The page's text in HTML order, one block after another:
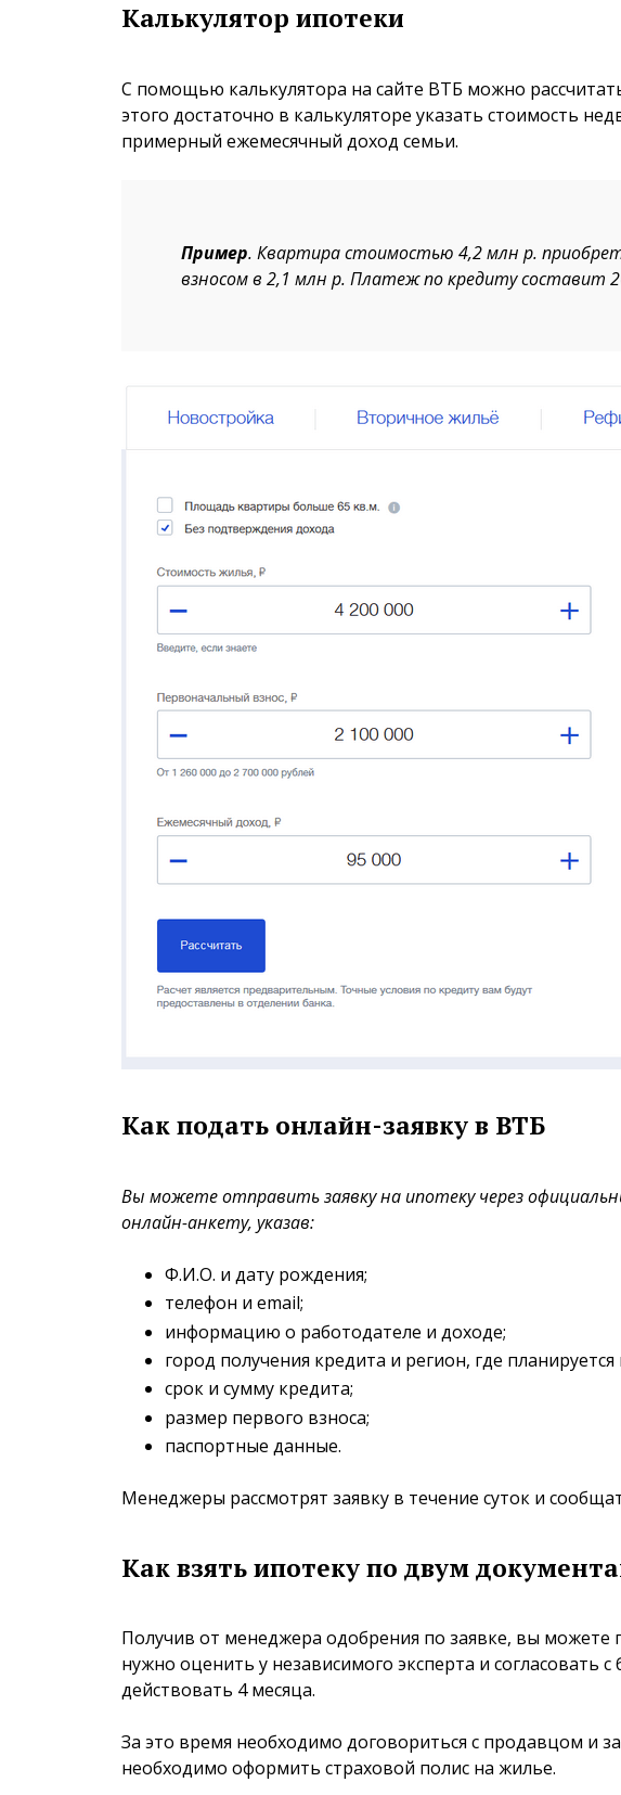
Калькулятор ипотеки
С помощью калькулятора на сайте ВТБ можно
этого достаточно в калькуляторе указать стоимость
примерный ежемесячный доход семьи.
Пример. Квартира стоимостью 4,2 млн р.
взносом в 2,1 млн р. Платеж по кредиту составит
Как подать онлайн-заявку в ВТБ
Вы можете отправить заявку на ипотеку через
онлайн-анкету, указав:
Ф.И.О. и дату рождения;
телефон и email;
информацию о работодателе и доходе;
город получения кредита и регион, где
срок и сумму кредита;
размер первого взноса;
паспортные данные.
Менеджеры рассмотрят заявку в течение суток и
Как взять ипотеку по двум
Получив от менеджера одобрения по заявке, вы можете
нужно оценить у независимого эксперта и согласовать
действовать 4 месяца.
За это время необходимо договориться с продавцом и
необходимо оформить страховой полис на жилье.